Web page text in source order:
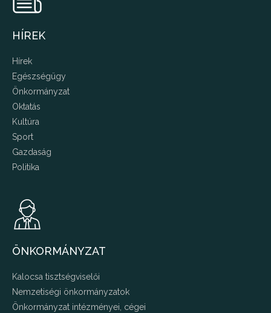
HÍREK
Hírek
Egészségügy
Önkormányzat
Oktatás
Kultúra
Sport
Gazdaság
Politika
ÖNKORMÁNYZAT
Kalocsa tisztségviselői
Nemzetiségi önkormányzatok
Önkormányzat intézményei, cégei